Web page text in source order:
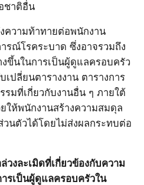
ชาติอื่น
ความท้าทายต่อพนักงาน
รณ์โรคระบาด ซึ่งอาจรวมถึง
ขึ้นในการเป็นผู้ดูแลครอบครัว
ปลี่ยนตารางงาน ตารางการ
มที่เกี่ยวกับงานอื่น ๆ ภายใต้
ให้พนักงานสร้างความสมดุล
วนตัวได้โดยไม่ส่งผลกระทบต่อ
วงละเมิดที่เกี่ยวข้องกับความ
รเป็นผู้ดูแลครอบครัวใน